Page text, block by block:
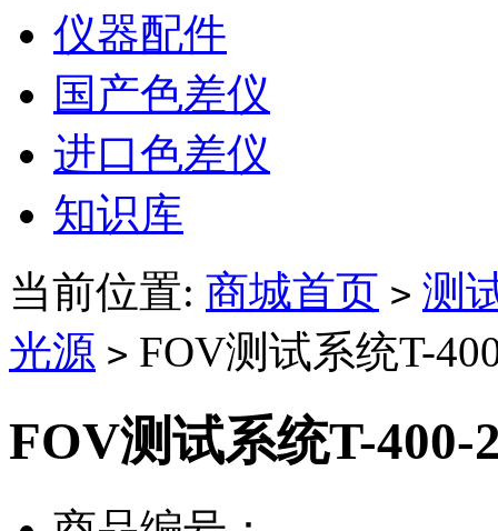
仪器配件
国产色差仪
进口色差仪
知识库
当前位置: 商城首页 > 测
光源 > FOV测试系统T-
FOV测试系统T-400-